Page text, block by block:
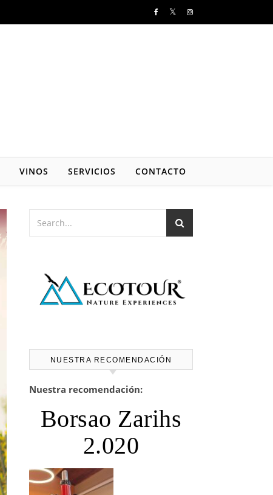
VINOS SERVICIOS CONTACTO
NUESTRA RECOMENDACIÓN
Nuestra recomendación:
Borsao Zarihs
2.020